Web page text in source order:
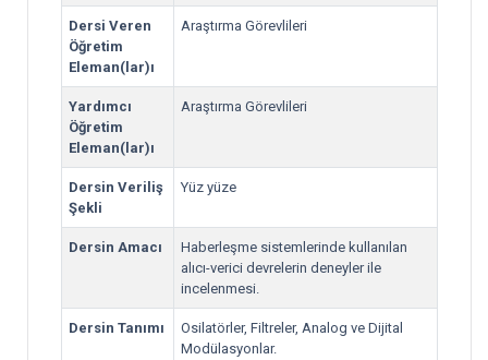
Dersi Veren
Öğretim
Eleman(lar)ı
Araştırma Görevlileri
Yardımcı
Öğretim
Eleman(lar)ı
Araştırma Görevlileri
Dersin Veriliş
Şekli
Yüz yüze
Dersin Amacı
Haberleşme sistemlerinde kullanılan
alıcı-verici devrelerin deneyler ile
incelenmesi.
Dersin Tanımı
Osilatörler, Filtreler, Analog ve Dijital
Modülasyonlar.